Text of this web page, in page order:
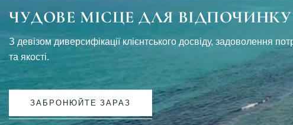
ЧУДОВЕ МІСЦЕ ДЛЯ ВІДПОЧИНКУ
З девізом диверсифікації клієнтського досвіду, задоволення
та якості.
ЗАБРОНЮЙТЕ ЗАРАЗ